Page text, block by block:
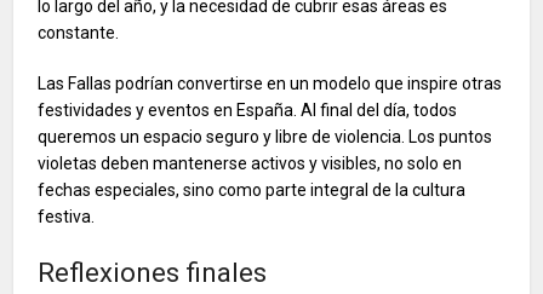
lo largo del año, y la necesidad de cubrir esas áreas es
constante.
Las Fallas podrían convertirse en un modelo que inspire otras
festividades y eventos en España. Al final del día, todos
queremos un espacio seguro y libre de violencia. Los puntos
violetas deben mantenerse activos y visibles, no solo en
fechas especiales, sino como parte integral de la cultura
festiva.
Reflexiones finales